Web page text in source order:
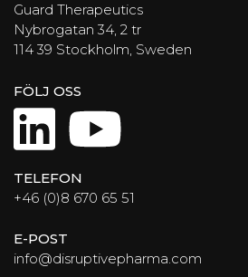
Guard Therapeutics
Nybrogatan 34, 2 tr
114 39 Stockholm, Sweden
FÖLJ OSS
LinkedIn
YouTube
TELEFON
+46 (0)8 670 65 51
E-POST
info@disruptivepharma.com